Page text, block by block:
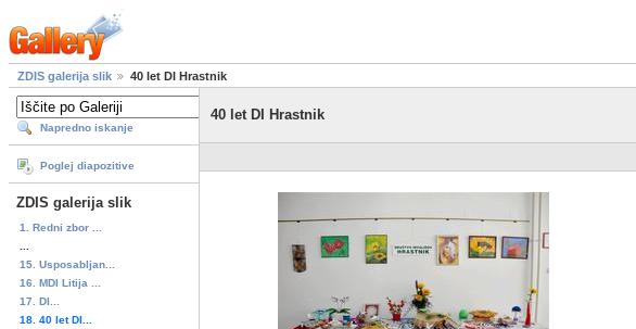
ZDIS galerija slik 40 let DI Hrastnik
Napredno iskanje
Poglej diapozitive
ZDIS galerija slik
1. Redni zbor ...
15. Usposabljan...
16. MDI Litija ...
17. DI...
18. 40 let DI...
40 let DI Hrastnik